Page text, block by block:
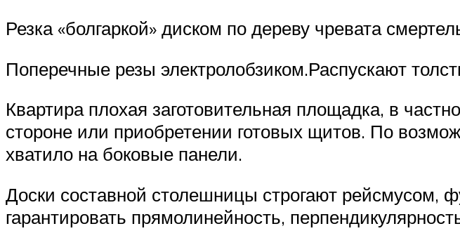
Резка «болгаркой» диском по дереву чревата
Поперечные резы электролобзиком.Распускают
Квартира плохая заготовительная площадка, в
стороне или приобретении готовых щитов. По
хватило на боковые панели.
Доски составной столешницы строгают
гарантировать прямолинейность,